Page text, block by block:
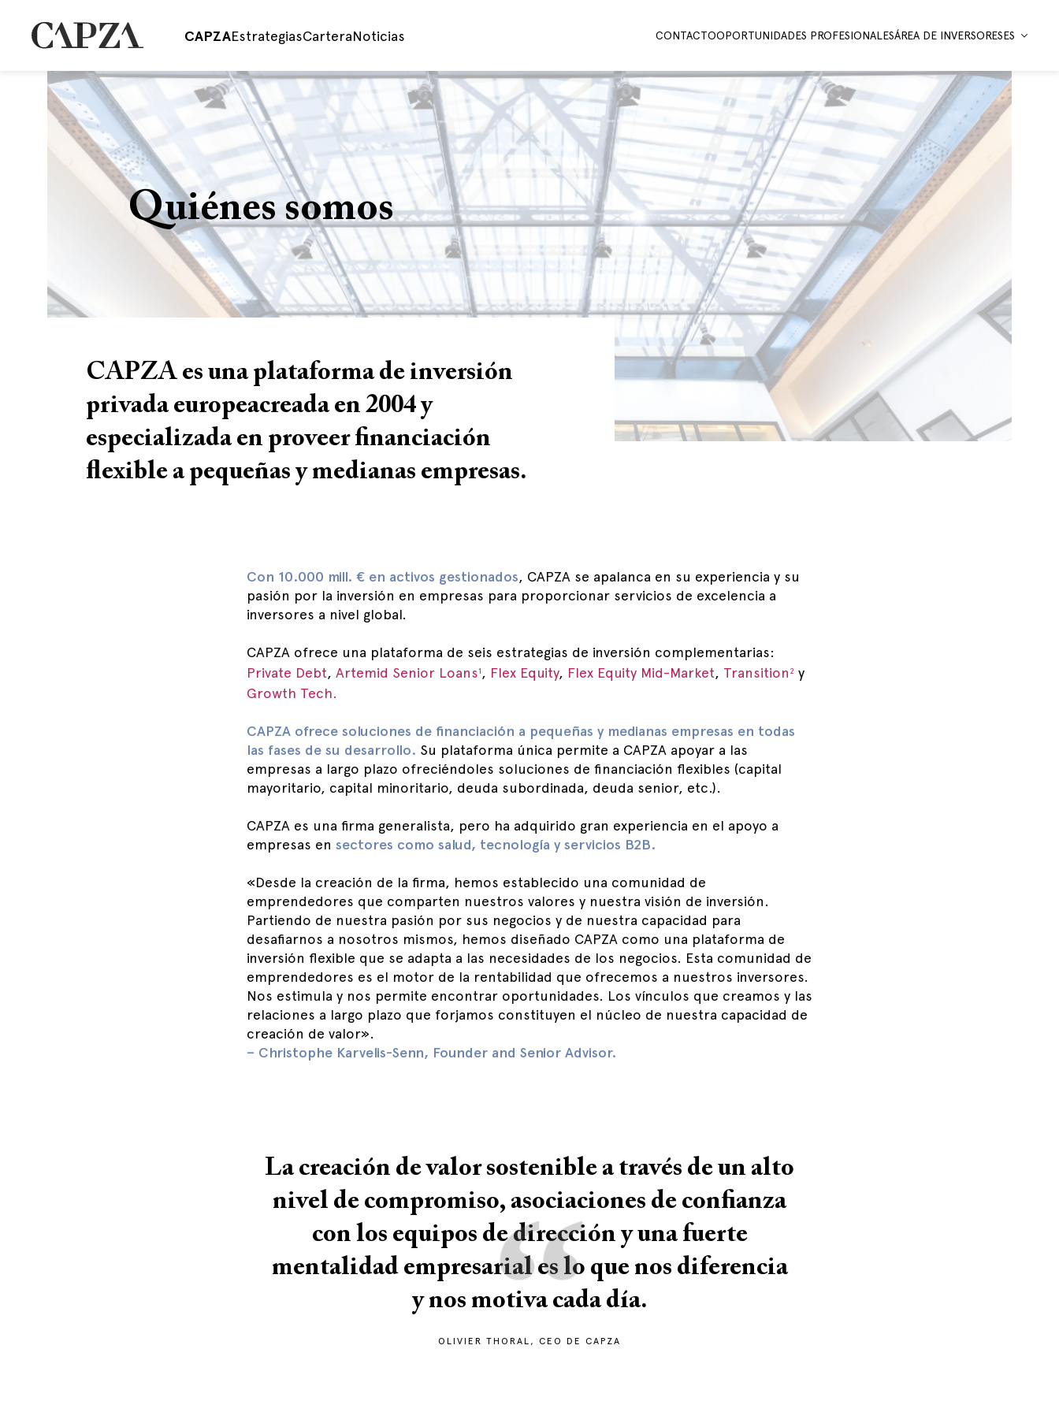
CAPZAEstrategiasCarteraNoticias CONTACTOOPORTUNIDADES PROFESIONALESÁREA DE INVERSORESES
Quiénes somos
CAPZA es una plataforma de inversión
privada europeacreada en 2004 y
especializada en proveer financiación
flexible a pequeñas y medianas empresas.
Con 10.000 mill. € en activos gestionados, CAPZA se apalanca en su experiencia y su
pasión por la inversión en empresas para proporcionar servicios de excelencia a
inversores a nivel global.
CAPZA ofrece una plataforma de seis estrategias de inversión complementarias:
Private Debt, Artemid Senior Loans1 , Flex Equity, Flex Equity Mid-Market, Transition 2 y
Growth Tech.
CAPZA ofrece soluciones de financiación a pequeñas y medianas empresas en todas
las fases de su desarrollo. Su plataforma única permite a CAPZA apoyar a las
empresas a largo plazo ofreciéndoles soluciones de financiación flexibles (capital
mayoritario, capital minoritario, deuda subordinada, deuda senior, etc.).
CAPZA es una firma generalista, pero ha adquirido gran experiencia en el apoyo a
empresas en sectores como salud, tecnología y servicios B2B.
«Desde la creación de la firma, hemos establecido una comunidad de
emprendedores que comparten nuestros valores y nuestra visión de inversión.
Partiendo de nuestra pasión por sus negocios y de nuestra capacidad para
desafiarnos a nosotros mismos, hemos diseñado CAPZA como una plataforma de
inversión flexible que se adapta a las necesidades de los negocios. Esta comunidad de
emprendedores es el motor de la rentabilidad que ofrecemos a nuestros inversores.
Nos estimula y nos permite encontrar oportunidades. Los vínculos que creamos y las
relaciones a largo plazo que forjamos constituyen el núcleo de nuestra capacidad de
creación de valor».
– Christophe Karvelis-Senn, Founder and Senior Advisor.
La creación de valor sostenible a través de un alto
nivel de compromiso, asociaciones de confianza
con los equipos de dirección y una fuerte
mentalidad empresarial es lo que nos diferencia
y nos motiva cada día.
“
OLIVIER THORAL, CEO DE CAPZA